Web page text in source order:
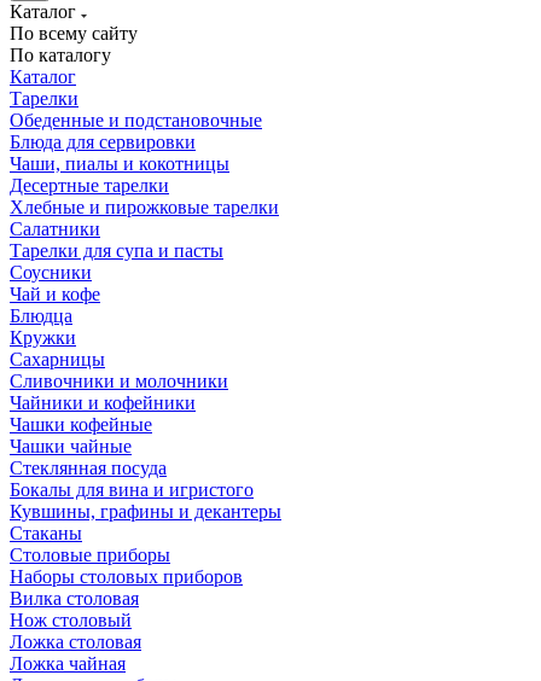
Каталог
По всему сайту
По каталогу
Каталог
Тарелки
Обеденные и подстановочные
Блюда для сервировки
Чаши, пиалы и кокотницы
Десертные тарелки
Хлебные и пирожковые тарелки
Салатники
Тарелки для супа и пасты
Соусники
Чай и кофе
Блюдца
Кружки
Сахарницы
Сливочники и молочники
Чайники и кофейники
Чашки кофейные
Чашки чайные
Стеклянная посуда
Бокалы для вина и игристого
Кувшины, графины и декантеры
Стаканы
Столовые приборы
Наборы столовых приборов
Вилка столовая
Нож столовый
Ложка столовая
Ложка чайная